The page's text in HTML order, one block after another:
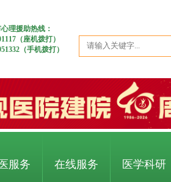
理援助热线：
（座机拨打）
（手机拨打）
服务 在线服务 医学科研